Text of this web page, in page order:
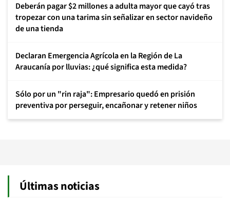
Deberán pagar $2 millones a adulta mayor que cayó tras
tropezar con una tarima sin señalizar en sector navideño
de una tienda
Declaran Emergencia Agrícola en la Región de La
Araucanía por lluvias: ¿qué significa esta medida?
Sólo por un "rin raja": Empresario quedó en prisión
preventiva por perseguir, encañonar y retener niños
Últimas noticias